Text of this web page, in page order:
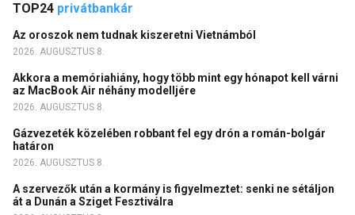
TOP24 privátbankár
Az oroszok nem tudnak kiszeretni Vietnámból
2026. AUGUSZTUS 8.
Akkora a memóriahiány, hogy több mint egy hónapot kell várni
az MacBook Air néhány modelljére
2026. AUGUSZTUS 8.
Gázvezeték közelében robbant fel egy drón a román-bolgár
határon
2026. AUGUSZTUS 8.
A szervezők után a kormány is figyelmeztet: senki ne sétáljon
át a Dunán a Sziget Fesztiválra